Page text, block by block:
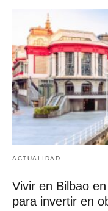
ACTUALIDAD
Vivir en Bilbao
para invertir en